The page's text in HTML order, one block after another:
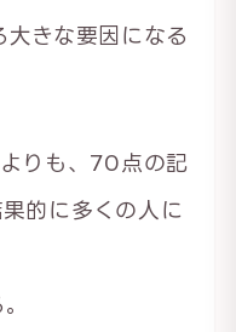
大きな要因になる
りも、70点の記
的に多くの人に